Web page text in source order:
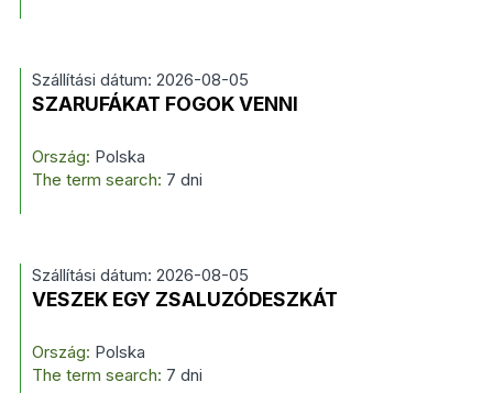
Szállítási dátum: 2026-08-05
SZARUFÁKAT FOGOK VENNI
Ország: Polska
The term search: 7 dni
Szállítási dátum: 2026-08-05
VESZEK EGY ZSALUZÓDESZKÁT
Ország: Polska
The term search: 7 dni